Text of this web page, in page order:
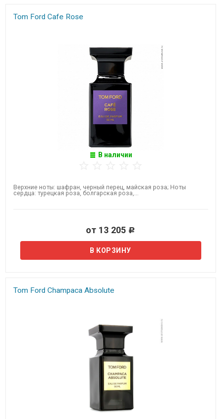
Tom Ford Cafe Rose
В наличии
Верхние ноты: шафран, черный перец, майская роза; Ноты
сердца: турецкая роза, болгарская роза,...
от 13 205 Р
Tom Ford Champaca Absolute